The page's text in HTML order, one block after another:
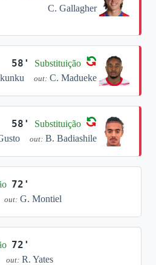
C. Gallagher
58' Substituição
out: C. Madueke
58' Substituição
out: B. Badiashile
72'
out: G. Montiel
72'
out: R. Yates